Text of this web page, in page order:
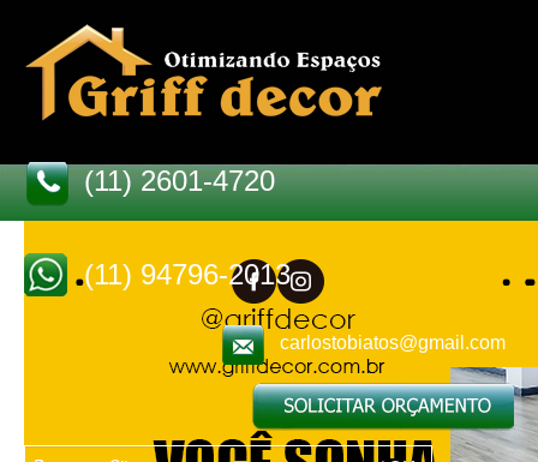
(11) 2601-4720
(11) 94796-2013
carlostobiatos@gmail.com